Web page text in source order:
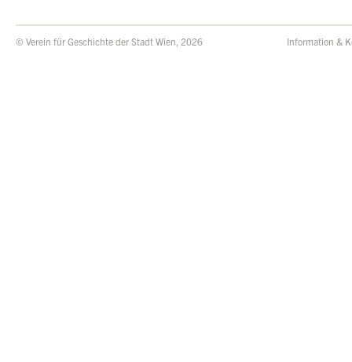
© Verein für Geschichte der Stadt Wien, 2026 Information &